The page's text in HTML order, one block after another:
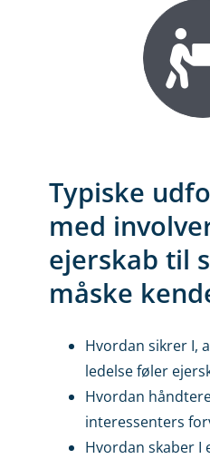
Typiske
med
ejerskab til
måske
Hvordan sikrer I,
ledelse føler
Hvordan
interessenters
Hvordan skaber I